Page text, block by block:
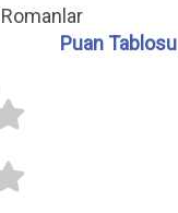
Puan Tablosu